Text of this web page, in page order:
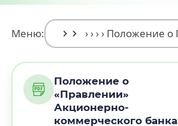
Меню:
Положение о
«Правлении»
Акционерно-
коммерческого банка